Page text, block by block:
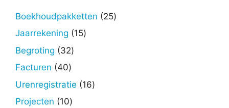
Boekhoudpakketten 2525
Jaarrekening 1515
Begroting 3232
Facturen 4040
producten
Urenregistratie 1616
Projecten 1010